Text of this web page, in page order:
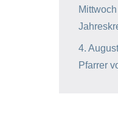
4.
Pfarrer